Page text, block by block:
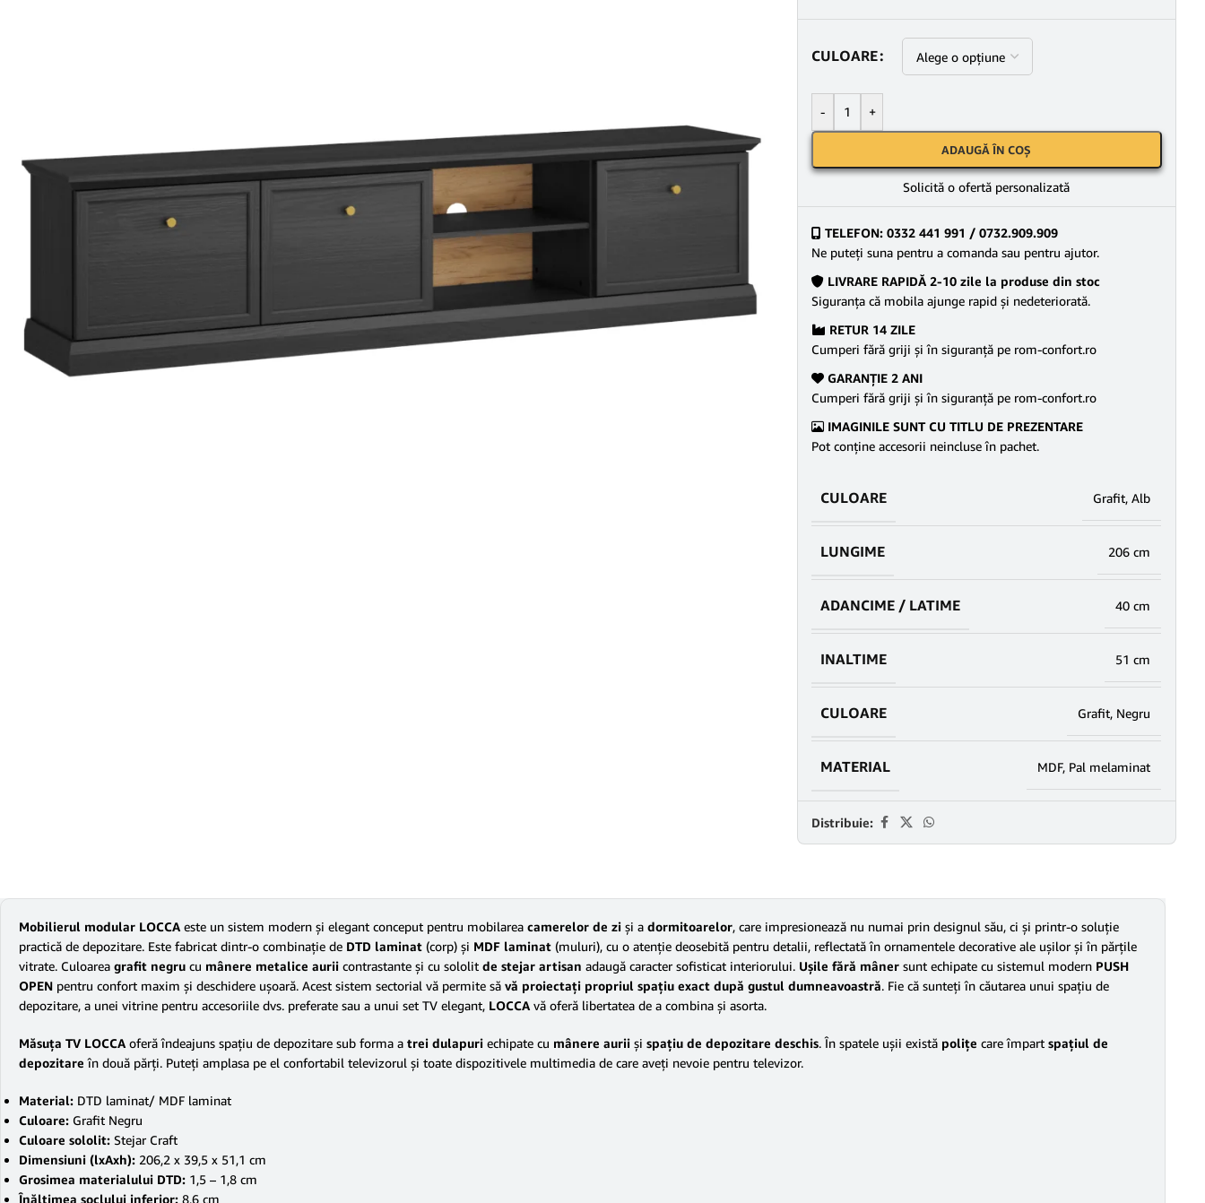
CULOARE
- +
ADAUGĂ ÎN COȘ
Solicită o ofertă personalizată
TELEFON: 0332 441 991 / 0732.909.909
Ne puteţi suna pentru a comanda sau pentru ajutor.
LIVRARE RAPIDĂ 2-10 zile la produse din stoc
Siguranţa că mobila ajunge rapid şi nedeteriorată.
RETUR 14 ZILE
Cumperi fără griji şi în siguranţă pe rom-confort.ro
GARANŢIE 2 ANI
Cumperi fără griji şi în siguranţă pe rom-confort.ro
IMAGINILE SUNT CU TITLU DE PREZENTARE
Pot conține accesorii neincluse în pachet.
CULOARE Grafit, Alb
LUNGIME 206 cm
ADANCIME / LATIME 40 cm
INALTIME 51 cm
CULOARE Grafit, Negru
MATERIAL MDF, Pal melaminat
Distribuie:
Mobilierul modular LOCCA este un sistem modern şi elegant conceput pentru mobilarea camerelor de zi şi a dormitoarelor, care impresionează nu numai prin designul său, ci şi printr-o soluţie
practică de depozitare. Este fabricat dintr-o combinaţie de DTD laminat (corp) şi MDF laminat (muluri), cu o atenţie deosebită pentru detalii, reflectată în ornamentele decorative ale uşilor şi în părţile
vitrate. Culoarea grafit negru cu mânere metalice aurii contrastante şi cu sololit de stejar artisan adaugă caracter sofisticat interiorului. Uşile fără mâner sunt echipate cu sistemul modern PUSH
OPEN pentru confort maxim şi deschidere uşoară. Acest sistem sectorial vă permite să vă proiectaţi propriul spaţiu exact după gustul dumneavoastră. Fie că sunteţi în căutarea unui spaţiu de
depozitare, a unei vitrine pentru accesoriile dvs. preferate sau a unui set TV elegant, LOCCA vă oferă libertatea de a combina şi asorta.
Măsuţa TV LOCCA oferă îndeajuns spaţiu de depozitare sub forma a trei dulapuri echipate cu mânere aurii şi spaţiu de depozitare deschis. În spatele uşii există poliţe care împart spaţiul de
depozitare în două părţi. Puteţi amplasa pe el confortabil televizorul şi toate dispozitivele multimedia de care aveţi nevoie pentru televizor.
Material: DTD laminat/ MDF laminat
Culoare: Grafit Negru
Culoare sololit: Stejar Craft
Dimensiuni (lxAxh): 206,2 x 39,5 x 51,1 cm
Grosimea materialului DTD: 1,5 – 1,8 cm
Înălţimea soclului inferior: 8,6 cm